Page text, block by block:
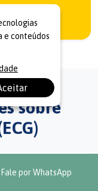
sobre
Fale por WhatsApp
e conteúdos